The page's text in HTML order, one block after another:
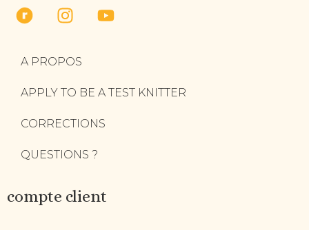
A PROPOS
APPLY TO BE A TEST KNITTER
CORRECTIONS
QUESTIONS ?
compte client